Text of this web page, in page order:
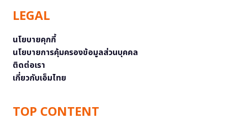
LEGAL
นโยบายคุกกี้
นโยบายการคุ้มครองข้อมูลส่วนบุคคล
ติดต่อเรา
เกี่ยวกับเอ็มไทย
TOP CONTENT